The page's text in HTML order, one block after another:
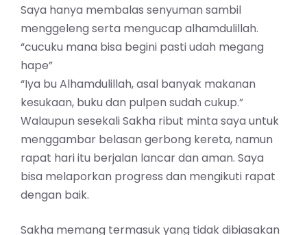
Saya hanya membalas senyuman sambil
menggeleng serta mengucap alhamdulillah.
“cucuku mana bisa begini pasti udah megang
hape”
“Iya bu Alhamdulillah, asal banyak makanan
kesukaan, buku dan pulpen sudah cukup.”
Walaupun sesekali Sakha ribut minta saya untuk
menggambar belasan gerbong kereta, namun
rapat hari itu berjalan lancar dan aman. Saya
bisa melaporkan progress dan mengikuti rapat
dengan baik.
Sakha memang termasuk yang tidak dibiasakan